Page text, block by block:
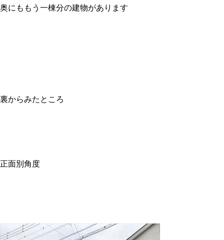
奥にももう一棟分の建物があります
裏からみたところ
正面別角度